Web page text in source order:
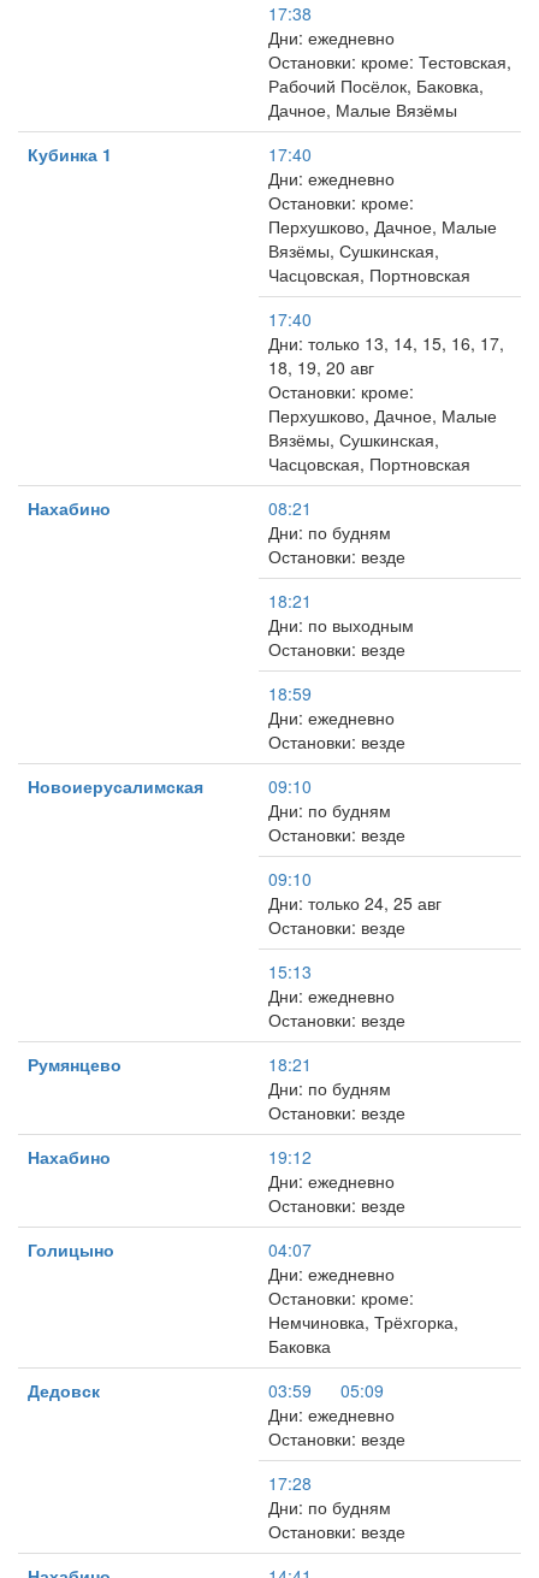
17:38
Дни: ежедневно
Остановки: кроме: Тестовская,
Рабочий Посёлок, Баковка,
Дачное, Малые Вязёмы
Кубинка 1
17:40
Дни: ежедневно
Остановки: кроме:
Перхушково, Дачное, Малые
Вязёмы, Сушкинская,
Часцовская, Портновская
17:40
Дни: только 13, 14, 15, 16, 17,
18, 19, 20 авг
Остановки: кроме:
Перхушково, Дачное, Малые
Вязёмы, Сушкинская,
Часцовская, Портновская
Нахабино
08:21
Дни: по будням
Остановки: везде
18:21
Дни: по выходным
Остановки: везде
18:59
Дни: ежедневно
Остановки: везде
Новоиерусалимская
09:10
Дни: по будням
Остановки: везде
09:10
Дни: только 24, 25 авг
Остановки: везде
15:13
Дни: ежедневно
Остановки: везде
Румянцево
18:21
Дни: по будням
Остановки: везде
Нахабино
19:12
Дни: ежедневно
Остановки: везде
Голицыно
04:07
Дни: ежедневно
Остановки: кроме:
Немчиновка, Трёхгорка,
Баковка
Дедовск
03:59
05:09
Дни: ежедневно
Остановки: везде
17:28
Дни: по будням
Остановки: везде